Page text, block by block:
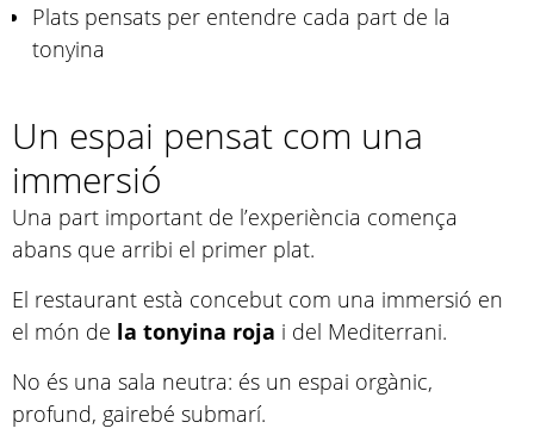
Plats pensats per entendre cada part de la
tonyina
Un espai pensat com una
immersió
Una part important de l’experiència comença
abans que arribi el primer plat.
El restaurant està concebut com una immersió en
el món de la tonyina roja i del Mediterrani.
No és una sala neutra: és un espai orgànic,
profund, gairebé submarí.